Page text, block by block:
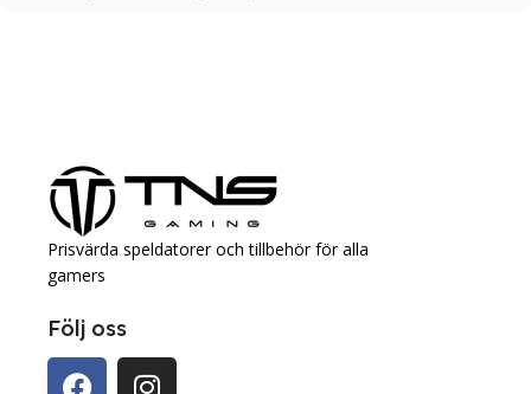
Prisvärda speldatorer och tillbehör för alla
gamers
Följ oss